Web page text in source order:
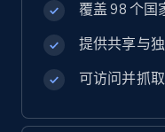
覆盖 98 个国
提供共享与独
可访问并抓